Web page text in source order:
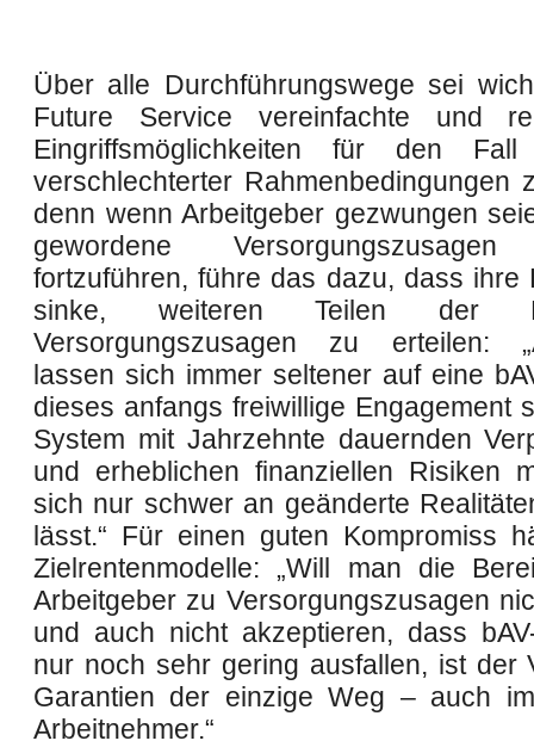
Über alle Durchführungswege sei
Future Service vereinfachte und
Eingriffsmöglichkeiten für den Fall
verschlechterter Rahmenbedingungen
denn wenn Arbeitgeber gezwungen
gewordene Versorgungszusagen
fortzuführen, führe das dazu, dass ihre
sinke, weiteren Teilen der
Versorgungszusagen zu erteilen:
lassen sich immer seltener auf eine
dieses anfangs freiwillige Engagement
System mit Jahrzehnte dauernden
und erheblichen finanziellen Risiken
sich nur schwer an geänderte
lässt.“ Für einen guten Kompromiss
Zielrentenmodelle: „Will man die
Arbeitgeber zu Versorgungszusagen
und auch nicht akzeptieren, dass
nur noch sehr gering ausfallen, ist der
Garantien der einzige Weg – auch
Arbeitnehmer.“